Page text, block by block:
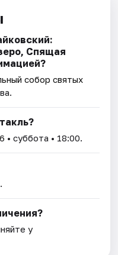
Спящая
собор святых
• суббота • 18:00.
у